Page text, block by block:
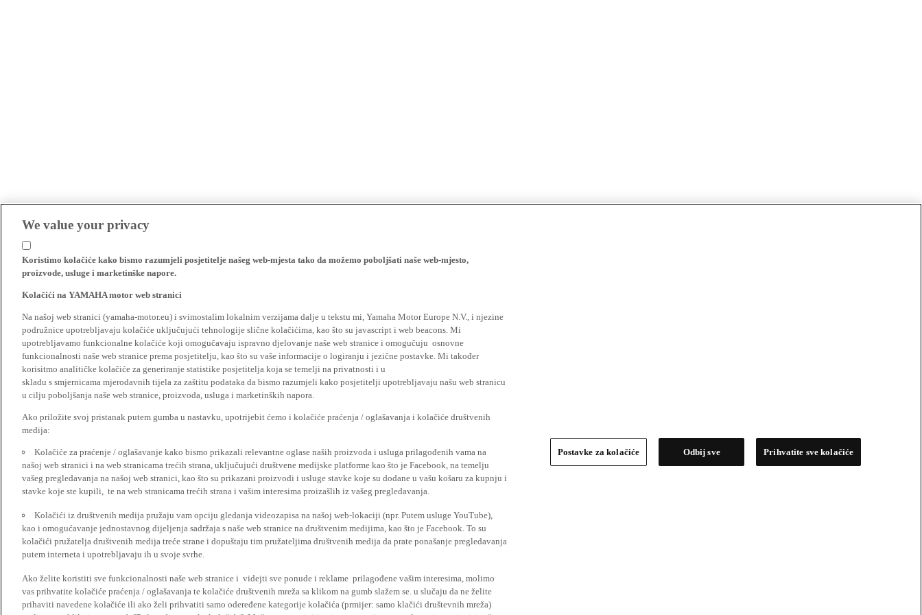
We value your privacy
Koristimo kolačiće kako bismo razumjeli posjetitelje našeg web-mjesta tako da možemo poboljšati naše web-mjesto,
proizvode, usluge i marketinške napore.
Kolačići na YAMAHA motor web stranici
Na našoj web stranici (yamaha-motor.eu) i svimostalim lokalnim verzijama dalje u tekstu mi, Yamaha Motor Europe N.V., i njezine
podružnice upotrebljavaju kolačiće uključujući tehnologije slične kolačićima, kao što su javascript i web beacons. Mi
upotrebljavamo funkcionalne kolačiće koji omogučavaju ispravno djelovanje naše web stranice i omogučuju osnovne
funkcionalnosti naše web stranice prema posjetitelju, kao što su vaše informacije o logiranju i jezične postavke. Mi također
korisitmo analitičke kolačiće za generiranje statistike posjetitelja koja se temelji na privatnosti i u
skladu s smjernicama mjerodavnih tijela za zaštitu podataka da bismo razumjeli kako posjetitelji upotrebljavaju našu web stranicu
u cilju poboljšanja naše web stranice, proizvoda, usluga i marketinških napora.
Ako priložite svoj pristanak putem gumba u nastavku, upotrijebit ćemo i kolačiće praćenja / oglašavanja i kolačiće društvenih
medija:
Kolačiće za praćenje / oglašavanje kako bismo prikazali relevantne oglase naših proizvoda i usluga prilagođenih vama na
našoj web stranici i na web stranicama trećih strana, uključujući društvene medijske platforme kao što je Facebook, na temelju
vašeg pregledavanja na našoj web stranici, kao što su prikazani proizvodi i usluge stavke koje su dodane u vašu košaru za kupnju i
stavke koje ste kupili, te na web stranicama trećih strana i vašim interesima proizašlih iz vašeg pregledavanja.
Kolačići iz društvenih medija pružaju vam opciju gledanja videozapisa na našoj web-lokaciji (npr. Putem usluge YouTube),
kao i omogućavanje jednostavnog dijeljenja sadržaja s naše web stranice na društvenim medijima, kao što je Facebook. To su
kolačići pružatelja društvenih medija treće strane i dopuštaju tim pružateljima društvenih medija da prate ponašanje pregledavanja
putem interneta i upotrebljavaju ih u svoje svrhe.
Ako želite koristiti sve funkcionalnosti naše web stranice i videjti sve ponude i reklame prilagođene vašim interesima, molimo
vas prihvatite kolačiće praćenja / oglašavanja te kolačiće društvenih mreža sa klikom na gumb slažem se. u slučaju da ne želite
prihaviti navedene kolačiće ili ako želi prihvatiti samo odeređene kategorije kolačića (prmijer: samo klačići društevnih mreža)
Postavke za kolačiće Odbij sve Prihvatite sve kolačiće